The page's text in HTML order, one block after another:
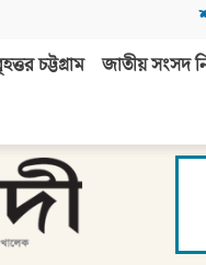
চট্টগ্রাম জাতীয় সংসদ